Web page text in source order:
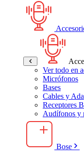
Ver todo en
Micrófonos
Bases
Cables y
Receptores
Audífonos y
Bose